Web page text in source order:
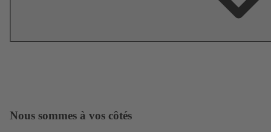
Nous sommes à vos côtés